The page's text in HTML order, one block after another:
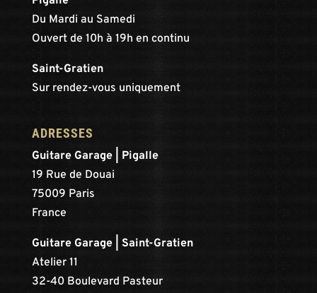
Du Mardi au Samedi
Ouvert de 10h à 19h en continu
Saint-Gratien
Sur rendez-vous uniquement
ADRESSES
Guitare Garage | Pigalle
19 Rue de Douai
75009 Paris
France
Guitare Garage | Saint-Gratien
Atelier 11
32-40 Boulevard Pasteur